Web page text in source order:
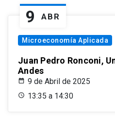
9 ABR
Microeconomía Aplicada
Juan Pedro Ronconi,
Andes
9 de Abril de 2025
13:35 a 14:30